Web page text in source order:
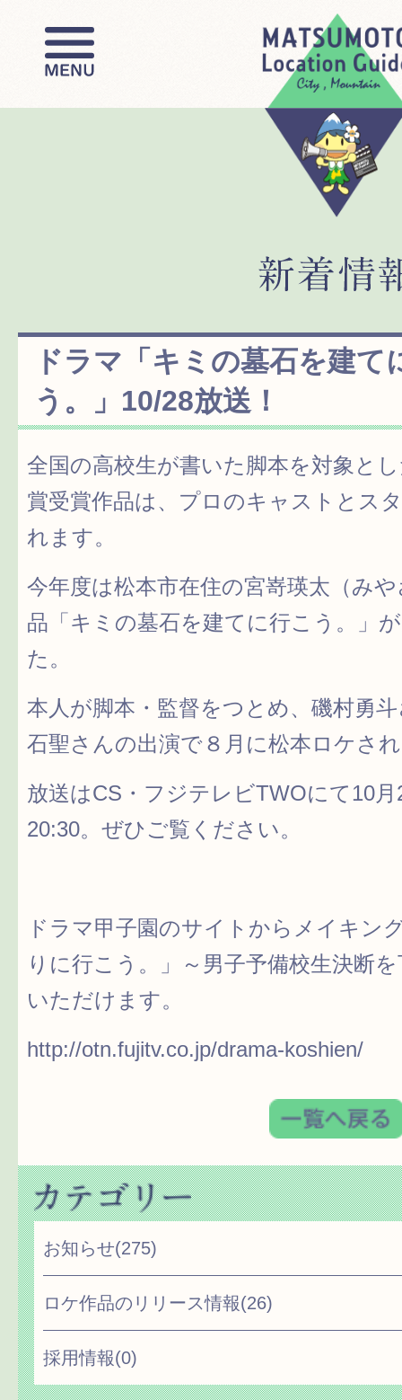
ドラマ「キミの墓石を建て
う。」10/28放送！
全国の高校生が書いた脚本を対象と
賞受賞作品は、プロのキャストとス
れます。
今年度は松本市在住の宮嵜瑛太（み
品「キミの墓石を建てに行こう。」
た。
本人が脚本・監督をつとめ、磯村勇
石聖さんの出演で８月に松本ロケさ
放送はCS・フジテレビTWOにて10
20:30。ぜひご覧ください。
ドラマ甲子園のサイトからメイキン
りに行こう。」～男子予備校生決断
いただけます。
http://otn.fujitv.co.jp/drama-koshien/
お知らせ(275)
ロケ作品のリリース情報(26)
採用情報(0)